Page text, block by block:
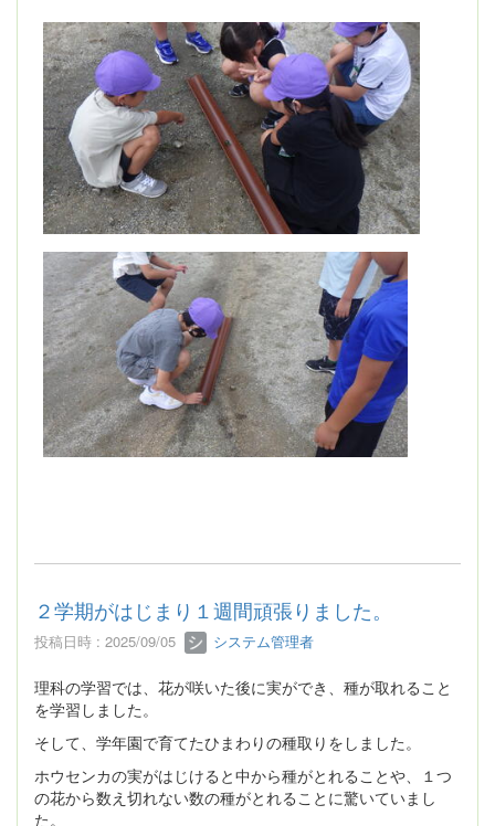
２学期がはじまり１週間頑張りました。
投稿日時 : 2025/09/05 システム管理者
理科の学習では、花が咲いた後に実ができ、種が取れること
を学習しました。
そして、学年園で育てたひまわりの種取りをしました。
ホウセンカの実がはじけると中から種がとれることや、１つ
の花から数え切れない数の種がとれることに驚いていまし
た。